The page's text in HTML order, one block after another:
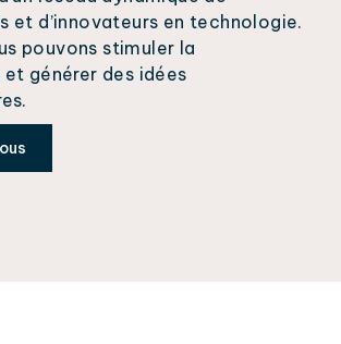
et d’innovateurs en technologie.
pouvons stimuler la
générer des idées